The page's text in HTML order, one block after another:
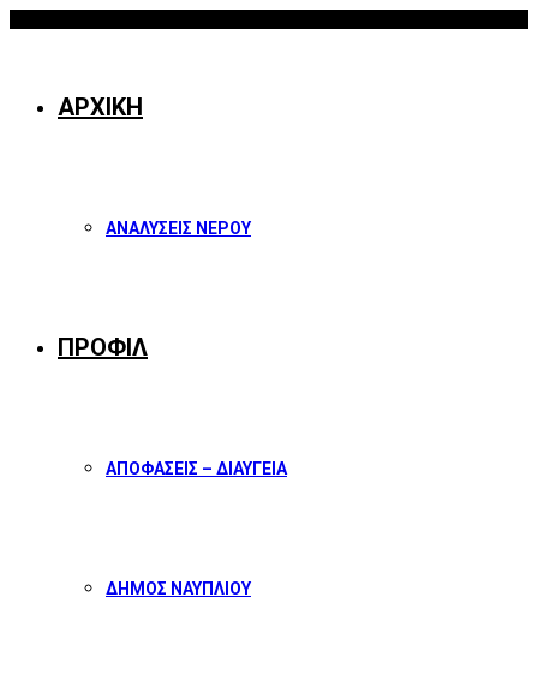
ΑΡΧΙΚΗ
ΑΝΑΛΥΣΕΙΣ ΝΕΡΟΥ
ΠΡΟΦΙΛ
ΑΠΟΦΑΣΕΙΣ – ΔΙΑΥΓΕΙΑ
ΔΗΜΟΣ ΝΑΥΠΛΙΟΥ